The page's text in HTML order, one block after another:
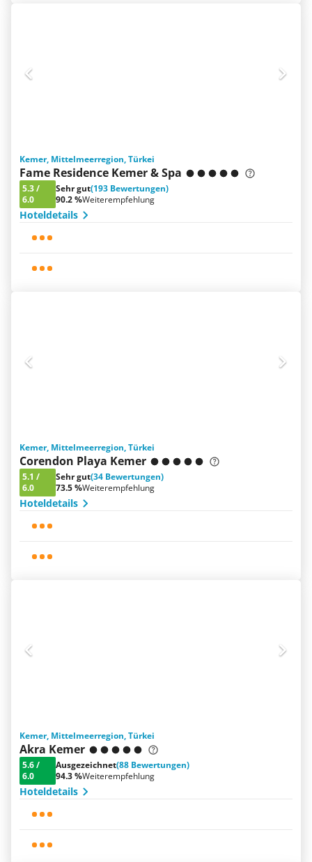
Kemer, Mittelmeerregion, Türkei
Fame Residence Kemer & Spa
5.3/
6.0
Sehr gut(193 Bewertungen)
90.2 %Weiterempfehlung
Hoteldetails
Kemer, Mittelmeerregion, Türkei
Corendon Playa Kemer
5.1 /
6.0
Sehr gut(34 Bewertungen)
73.5 %Weiterempfehlung
Hoteldetails
Kemer, Mittelmeerregion, Türkei
Akra Kemer
5.6/
6.0
Ausgezeichnet(88 Bewertungen)
94.3 %Weiterempfehlung
Hoteldetails